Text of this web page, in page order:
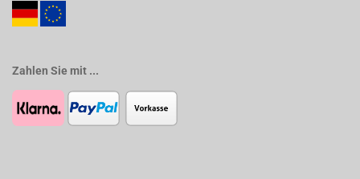
Zahlen Sie mit ...